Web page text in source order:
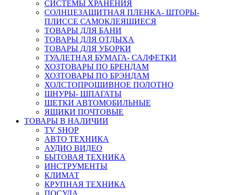
СИСТЕМЫ ХРАНЕНИЯ
СОЛНЦЕЗАЩИТНАЯ ПЛЕНКА- ШТОРЫ-
ПЛИССЕ САМОКЛЕЯЩИЕСЯ
ТОВАРЫ ДЛЯ БАНИ
ТОВАРЫ ДЛЯ ОТДЫХА
ТОВАРЫ ДЛЯ УБОРКИ
ТУАЛЕТНАЯ БУМАГА- САЛФЕТКИ
ХОЗТОВАРЫ ПО БРЕНДАМ
ХОЗТОВАРЫ ПО БРЭНДАМ
ХОЛСТОПРОШИВНОЕ ПОЛОТНО
ШНУРЫ- ШПАГАТЫ
ЩЕТКИ АВТОМОБИЛЬНЫЕ
ЯЩИКИ ПОЧТОВЫЕ
ТОВАРЫ В НАЛИЧИИ
TV SHOP
АВТО ТЕХНИКА
АУДИО ВИДЕО
БЫТОВАЯ ТЕХНИКА
ИНСТРУМЕНТЫ
КЛИМАТ
КРУПНАЯ ТЕХНИКА
ПОСУДА